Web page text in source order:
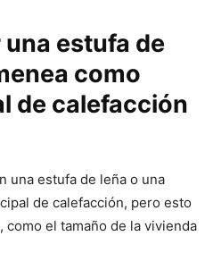
estufa de
como
de calefacción
una estufa de leña o una
de calefacción, pero esto
el tamaño de la vivienda